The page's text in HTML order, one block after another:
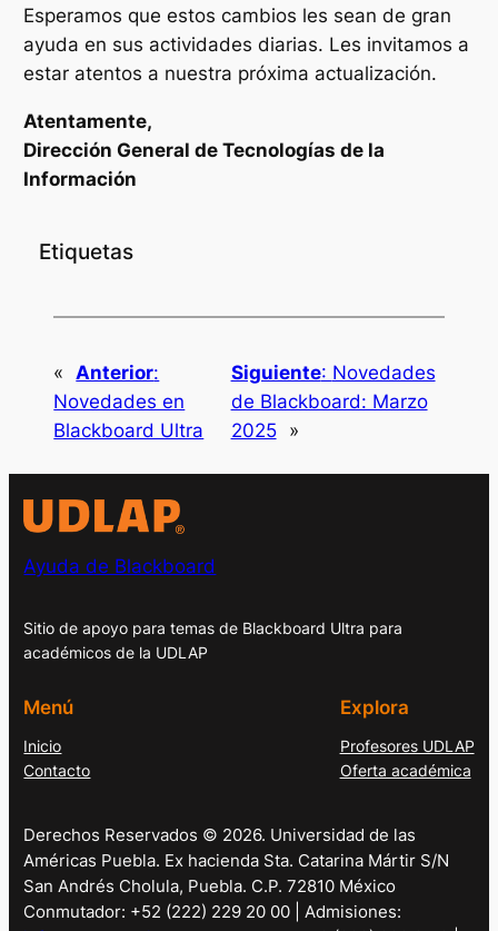
Esperamos que estos cambios les sean de gran
ayuda en sus actividades diarias. Les invitamos a
estar atentos a nuestra próxima actualización.
Atentamente,
Dirección General de Tecnologías de la
Información
Etiquetas
« Anterior:
Novedades en
Blackboard Ultra
Siguiente: Novedades
de Blackboard: Marzo
2025
»
Ayuda de Blackboard
Sitio de apoyo para temas de Blackboard Ultra para
académicos de la UDLAP
Menú
Inicio
Contacto
Explora
Profesores UDLAP
Oferta académica
Derechos Reservados © 2026. Universidad de las
Américas Puebla. Ex hacienda Sta. Catarina Mártir S/N
San Andrés Cholula, Puebla. C.P. 72810 México
Conmutador: +52 (222) 229 20 00 | Admisiones: